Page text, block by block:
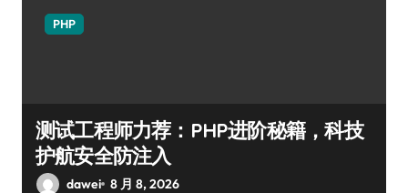
PHP
测试工程师力荐：PHP进阶秘籍，科技
护航安全防注入
dawei 8 月 8, 2026